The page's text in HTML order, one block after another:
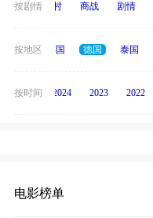
按剧情
历史 乡村 商战 剧情
按地区
日本 韩国 德国 泰国
按时间
2025 2024 2023 2022
电影榜单